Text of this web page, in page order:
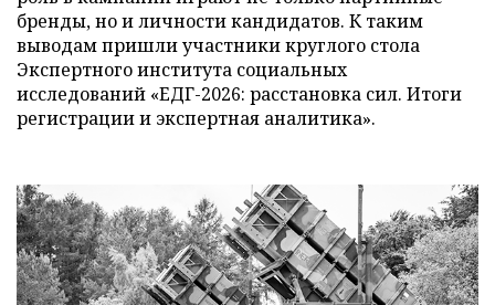
бренды, но и личности кандидатов. К таким
выводам пришли участники круглого стола
Экспертного института социальных
исследований «ЕДГ-2026: расстановка сил. Итоги
регистрации и экспертная аналитика».